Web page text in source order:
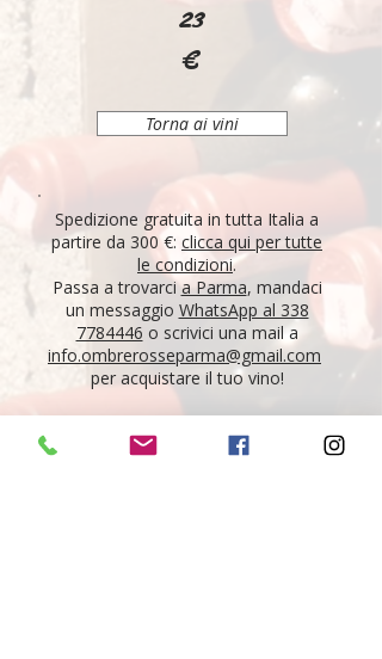
23
€
Torna ai vini
Spedizione gratuita in tutta Italia a
partire da 300 €: clicca qui per tutte
le condizioni.
Passa a trovarcia Parma, mandaci
un messaggio WhatsApp al 338
7784446 o scrivici una mail a
info.ombrerosseparma@gmail.com
per acquistare il tuo vino!
"Tutti i vini della nostra cantina derivano da un
lungo percorso di ricerca, iniziato nel 1995 con